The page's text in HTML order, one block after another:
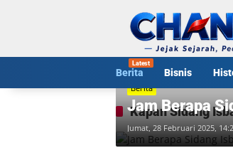
Berita Bisnis
Kapan Sidang
Berita
Jam Berapa
Jumat, 28 Februari 2025,